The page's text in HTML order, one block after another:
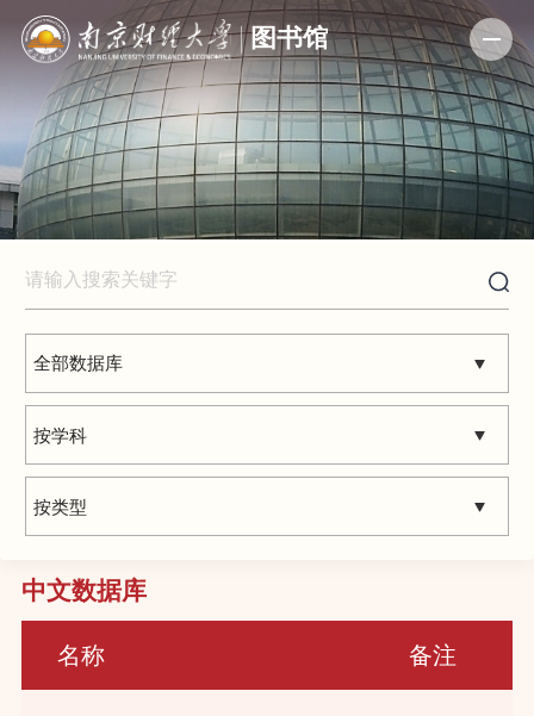
数字资源
全部数据库
按学科
按类型
中文数据库
名称 备注